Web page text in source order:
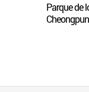
Parque de